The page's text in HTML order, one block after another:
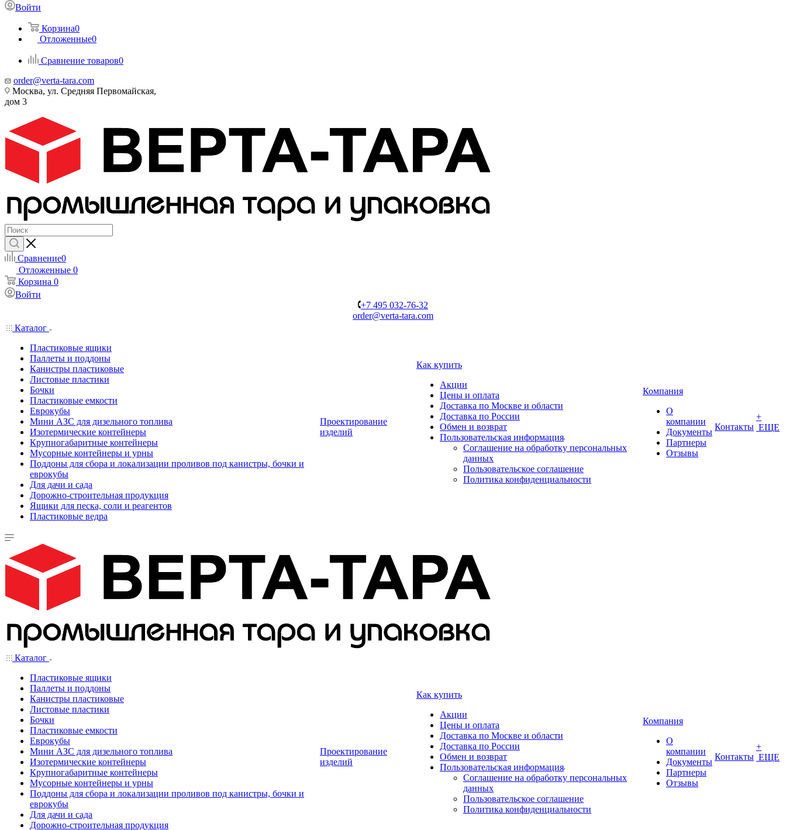
Войти
Корзина0
Отложенные0
Сравнение товаров0
order@verta-tara.com
Москва, ул. Средняя Первомайская,
дом 3
Сравнение0
Отложенные 0
Корзина 0
Войти
+7 495 032-76-32
order@verta-tara.com
Каталог
Пластиковые ящики
Паллеты и поддоны
Канистры пластиковые
Листовые пластики
Бочки
Пластиковые емкости
Еврокубы
Мини АЗС для дизельного топлива
Изотермические контейнеры
Крупногабаритные контейнеры
Мусорные контейнеры и урны
Поддоны для сбора и локализации проливов под канистры, бочки и
еврокубы
Для дачи и сада
Дорожно-строительная продукция
Ящики для песка, соли и реагентов
Пластиковые ведра
Проектирование
изделий
Как купить
Акции
Цены и оплата
Доставка по Москве и области
Доставка по России
Обмен и возврат
Пользовательская информация
Соглашение на обработку персональных
данных
Пользовательское соглашение
Политика конфиденциальности
Компания
О
компании
Документы
Партнеры
Отзывы
Контакты
+
ЕЩЕ
Каталог
Пластиковые ящики
Паллеты и поддоны
Канистры пластиковые
Листовые пластики
Бочки
Пластиковые емкости
Еврокубы
Мини АЗС для дизельного топлива
Изотермические контейнеры
Крупногабаритные контейнеры
Мусорные контейнеры и урны
Поддоны для сбора и локализации проливов под канистры, бочки и
еврокубы
Для дачи и сада
Дорожно-строительная продукция
Проектирование
изделий
Как купить
Акции
Цены и оплата
Доставка по Москве и области
Доставка по России
Обмен и возврат
Пользовательская информация
Соглашение на обработку персональных
данных
Пользовательское соглашение
Политика конфиденциальности
Компания
О
компании
Документы
Партнеры
Отзывы
Контакты
+
ЕЩЕ